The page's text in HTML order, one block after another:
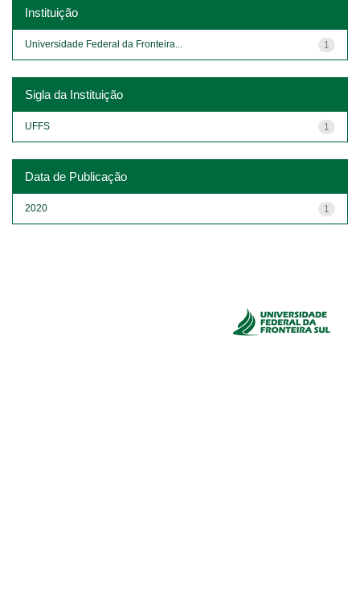
Instituição
1
Universidade Federal da Fronteira...
Sigla da Instituição
1
UFFS
Data de Publicação
1
2020